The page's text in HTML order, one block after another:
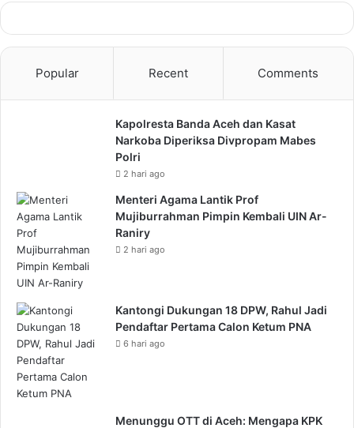
Popular Recent Comments
Kapolresta Banda Aceh dan Kasat
Narkoba Diperiksa Divpropam Mabes
Polri
2 hari ago
Menteri Agama Lantik Prof
Mujiburrahman Pimpin Kembali UIN Ar-
Raniry
2 hari ago
Kantongi Dukungan 18 DPW, Rahul Jadi
Pendaftar Pertama Calon Ketum PNA
6 hari ago
Menunggu OTT di Aceh: Mengapa KPK